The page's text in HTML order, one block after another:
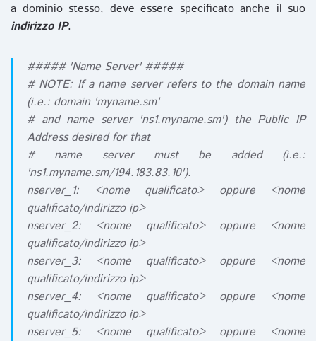
a dominio stesso, deve essere specificato anche il suo
indirizzo IP.
##### 'Name Server' #####
# NOTE: If a name server refers to the domain name
(i.e.: domain 'myname.sm'
# and name server 'ns1.myname.sm') the Public IP
Address desired for that
# name server must be added (i.e.:
'ns1.myname.sm/194.183.83.10').
nserver_1: <nome qualificato> oppure <nome
qualificato/indirizzo ip>
nserver_2: <nome qualificato> oppure <nome
qualificato/indirizzo ip>
nserver_3: <nome qualificato> oppure <nome
qualificato/indirizzo ip>
nserver_4: <nome qualificato> oppure <nome
qualificato/indirizzo ip>
nserver_5: <nome qualificato> oppure <nome